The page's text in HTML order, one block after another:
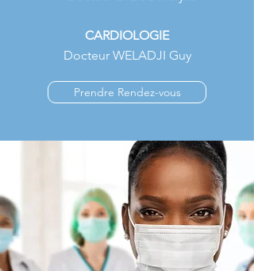
CARDIOLOGIE
Docteur WELADJI Guy
Prendre Rendez-vous